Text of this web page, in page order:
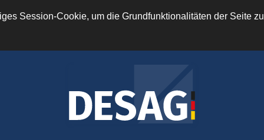
Session-Cookie, um die Grundfunktionalitäten der Seite